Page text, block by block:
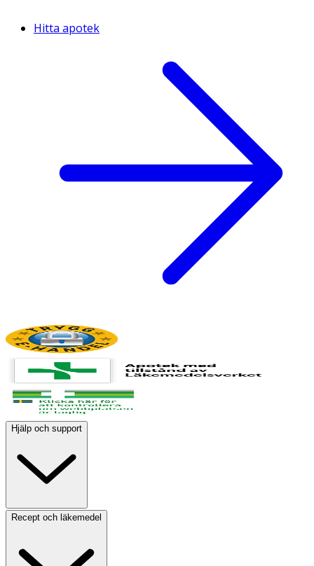
Hitta apotek
Hjälp och support
Recept och läkemedel